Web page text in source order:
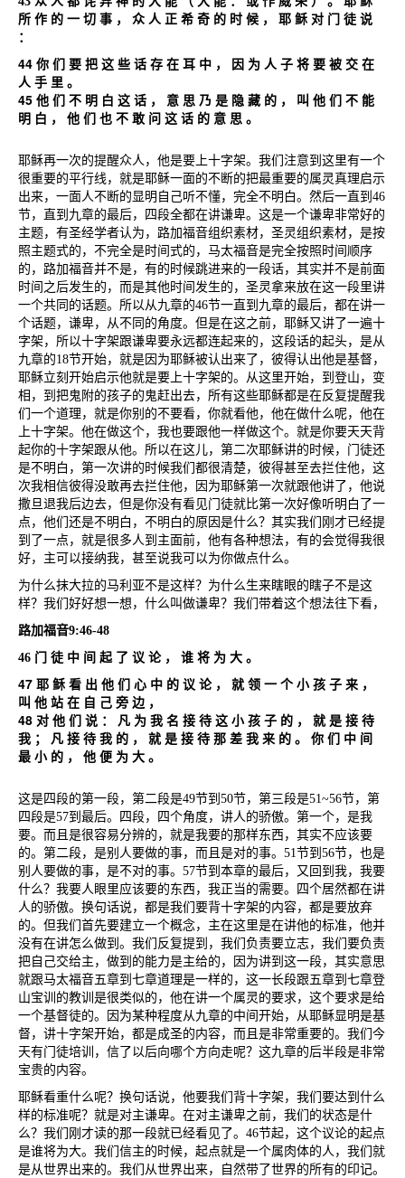
所 作 的 一 切 事 ， 众 人 正 希 奇 的 时 候 ， 耶 稣 对 门 徒 说
：
44 你 们 要 把 这 些 话 存 在 耳 中 ， 因 为 人 子 将 要 被 交 在
人 手 里 。
45 他 们 不 明 白 这 话 ， 意 思 乃 是 隐 藏 的 ， 叫 他 们 不 能
明 白 ， 他 们 也 不 敢 问 这 话 的 意 思 。
耶稣再一次的提醒众人，他是要上十字架。我们注意到这里有一个
很重要的平行线，就是耶稣一面的不断的把最重要的属灵真理启示
出来，一面人不断的显明自己听不懂，完全不明白。然后一直到 46
节，直到九章的最后，四段全都在讲谦卑。这是一个谦卑非常好的
主题，有圣经学者认为，路加福音组织素材，圣灵组织素材，是按
照主题式的，不完全是时间式的，马太福音是完全按照时间顺序
的，路加福音并不是，有的时候跳进来的一段话，其实并不是前面
时间之后发生的，而是其他时间发生的，圣灵拿来放在这一段里讲
一个共同的话题。所以从九章的46节一直到九章的最后，都在讲一
个话题，谦卑，从不同的角度。但是在这之前，耶稣又讲了一遍十
字架，所以十字架跟谦卑要永远都连起来的，这段话的起头，是从
九章的18节开始，就是因为耶稣被认出来了，彼得认出他是基督，
耶稣立刻开始启示他就是要上十字架的。从这里开始，到登山，变
相，到把鬼附的孩子的鬼赶出去，所有这些耶稣都是在反复提醒我
们一个道理，就是你别的不要看，你就看他，他在做什么呢，他在
上十字架。他在做这个，我也要跟他一样做这个。就是你要天天背
起你的十字架跟从他。所以在这儿，第二次耶稣讲的时候，门徒还
是不明白，第一次讲的时候我们都很清楚，彼得甚至去拦住他，这
次我相信彼得没敢再去拦住他，因为耶稣第一次就跟他讲了，他说
撒旦退我后边去，但是你没有看见门徒就比第一次好像听明白了一
点，他们还是不明白，不明白的原因是什么？其实我们刚才已经提
到了一点，就是很多人到主面前，他有各种想法，有的会觉得我很
好，主可以接纳我，甚至说我可以为你做点什么。
为什么抹大拉的马利亚不是这样？为什么生来瞎眼的瞎子不是这
样？我们好好想一想，什么叫做谦卑？我们带着这个想法往下看，
路加福音9:46-48
46 门 徒 中 间 起 了 议 论 ， 谁 将 为 大 。
47 耶 稣 看 出 他 们 心 中 的 议 论 ， 就 领 一 个 小 孩 子 来 ，
叫 他 站 在 自 己 旁 边 ，
48 对 他 们 说 ： 凡 为 我 名 接 待 这 小 孩 子 的 ， 就 是 接 待
我 ； 凡 接 待 我 的 ， 就 是 接 待 那 差 我 来 的 。 你 们 中 间
最 小 的 ， 他 便 为 大 。
这是四段的第一段，第二段是49节到 50节，第三段是51~56节，第
四段是57到最后。四段，四个角度，讲人的骄傲。第一个，是我
要。而且是很容易分辨的，就是我要的那样东西，其实不应该要
的。第二段，是别人要做的事，而且是对的事。 51节到 56节，也是
别人要做的事，是不对的事。 57节到本章的最后，又回到我，我要
什么？我要人眼里应该要的东西，我正当的需要。四个居然都在讲
人的骄傲。换句话说，都是我们要背十字架的内容，都是要放弃
的。但我们首先要建立一个概念，主在这里是在讲他的标准，他并
没有在讲怎么做到。我们反复提到，我们负责要立志，我们要负责
把自己交给主，做到的能力是主给的，因为讲到这一段，其实意思
就跟马太福音五章到七章道理是一样的，这一长段跟五章到七章登
山宝训的教训是很类似的，他在讲一个属灵的要求，这个要求是给
一个基督徒的。因为某种程度从九章的中间开始，从耶稣显明是基
督，讲十字架开始，都是成圣的内容，而且是非常重要的。我们今
天有门徒培训，信了以后向哪个方向走呢？这九章的后半段是非常
宝贵的内容。
耶稣看重什么呢？换句话说，他要我们背十字架，我们要达到什么
样的标准呢？就是对主谦卑。在对主谦卑之前，我们的状态是什
么？我们刚才读的那一段就已经看见了。 46节起，这个议论的起点
是谁将为大。我们信主的时候，起点就是一个属肉体的人，我们就
是从世界出来的。我们从世界出来，自然带了世界的所有的印记。